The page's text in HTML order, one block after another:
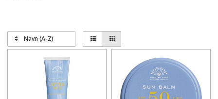
Navn (A-Z)